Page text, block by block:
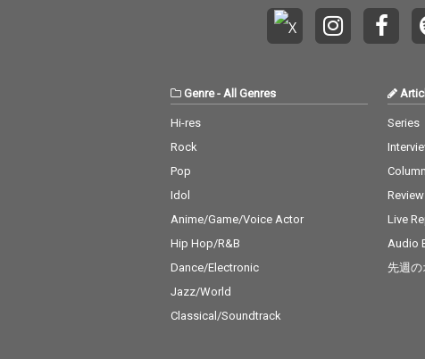
Genre- All Genres
Hi-res
Rock
Pop
Idol
Anime/Game/Voice Actor
Hip Hop/R&B
Dance/Electronic
Jazz/World
Classical/Soundtrack
Series
Column
Review
Live
Audio
先週の